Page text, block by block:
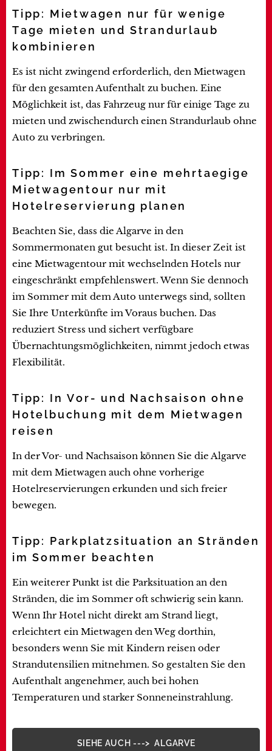
Tipp: Mietwagen nur für wenige
Tage mieten und Strandurlaub
kombinieren
Es ist nicht zwingend erforderlich, den Mietwagen
für den gesamten Aufenthalt zu buchen. Eine
Möglichkeit ist, das Fahrzeug nur für einige Tage zu
mieten und zwischendurch einen Strandurlaub ohne
Auto zu verbringen.
Tipp: Im Sommer eine mehrtaegige
Mietwagentour nur mit
Hotelreservierung planen
Beachten Sie, dass die Algarve in den
Sommermonaten gut besucht ist. In dieser Zeit ist
eine Mietwagentour mit wechselnden Hotels nur
eingeschränkt empfehlenswert. Wenn Sie dennoch
im Sommer mit dem Auto unterwegs sind, sollten
Sie Ihre Unterkünfte im Voraus buchen. Das
reduziert Stress und sichert verfügbare
Übernachtungsmöglichkeiten, nimmt jedoch etwas
Flexibilität.
Tipp: In Vor- und Nachsaison ohne
Hotelbuchung mit dem Mietwagen
reisen
In der Vor- und Nachsaison können Sie die Algarve
mit dem Mietwagen auch ohne vorherige
Hotelreservierungen erkunden und sich freier
bewegen.
Tipp: Parkplatzsituation an Stränden
im Sommer beachten
Ein weiterer Punkt ist die Parksituation an den
Stränden, die im Sommer oft schwierig sein kann.
Wenn Ihr Hotel nicht direkt am Strand liegt,
erleichtert ein Mietwagen den Weg dorthin,
besonders wenn Sie mit Kindern reisen oder
Strandutensilien mitnehmen. So gestalten Sie den
Aufenthalt angenehmer, auch bei hohen
Temperaturen und starker Sonneneinstrahlung.
SIEHE AUCH ---> ALGARVE